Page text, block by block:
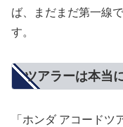
ば、まだまだ第一線
す。
ツアラーは本当
「ホンダ アコード